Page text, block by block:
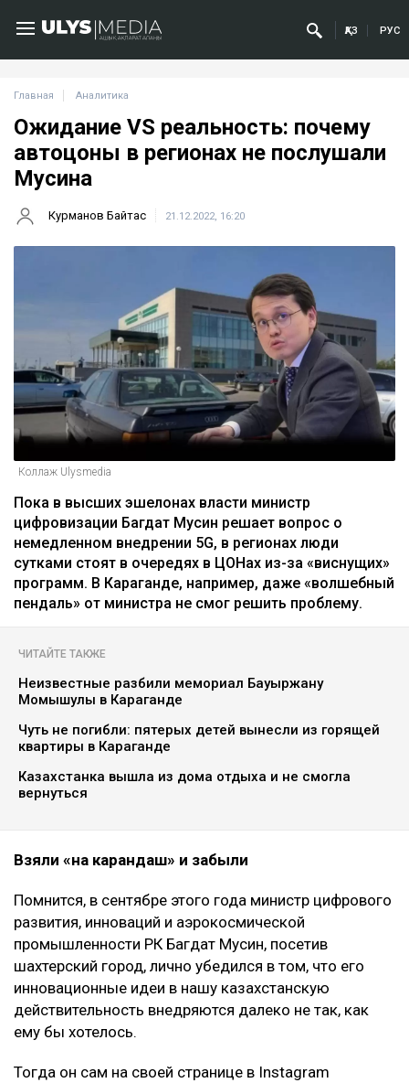
ҚАЗ РУС
Главная Аналитика
Ожидание VS реальность: почему
автоцоны в регионах не послушали
Мусина
Курманов Байтас 21.12.2022, 16:20
Коллаж Ulysmedia
Пока в высших эшелонах власти министр
цифровизации Багдат Мусин решает вопрос о
немедленном внедрении 5G, в регионах люди
сутками стоят в очередях в ЦОНах из-за «виснущих»
программ. В Караганде, например, даже «волшебный
пендаль» от министра не смог решить проблему.
ЧИТАЙТЕ ТАКЖЕ
Неизвестные разбили мемориал Бауыржану
Момышулы в Караганде
Чуть не погибли: пятерых детей вынесли из горящей
квартиры в Караганде
Казахстанка вышла из дома отдыха и не смогла
вернуться
Взяли «на карандаш» и забыли
Помнится, в сентябре этого года министр цифрового
развития, инноваций и аэрокосмической
промышленности РК Багдат Мусин, посетив
шахтерский город, лично убедился в том, что его
инновационные идеи в нашу казахстанскую
действительность внедряются далеко не так, как
ему бы хотелось.
Тогда он сам на своей странице в Instagram